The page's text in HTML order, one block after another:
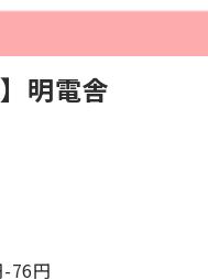
明電舎
76円